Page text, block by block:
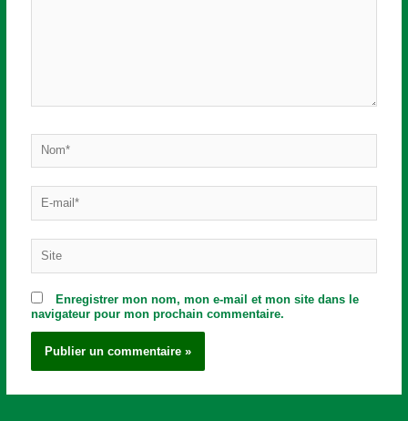
Nom*
mail*
Enregistrer mon nom, mon e-mail et mon site dans le
navigateur pour mon prochain commentaire.